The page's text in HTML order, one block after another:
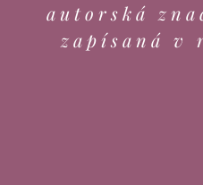
autorská
zapísaná v